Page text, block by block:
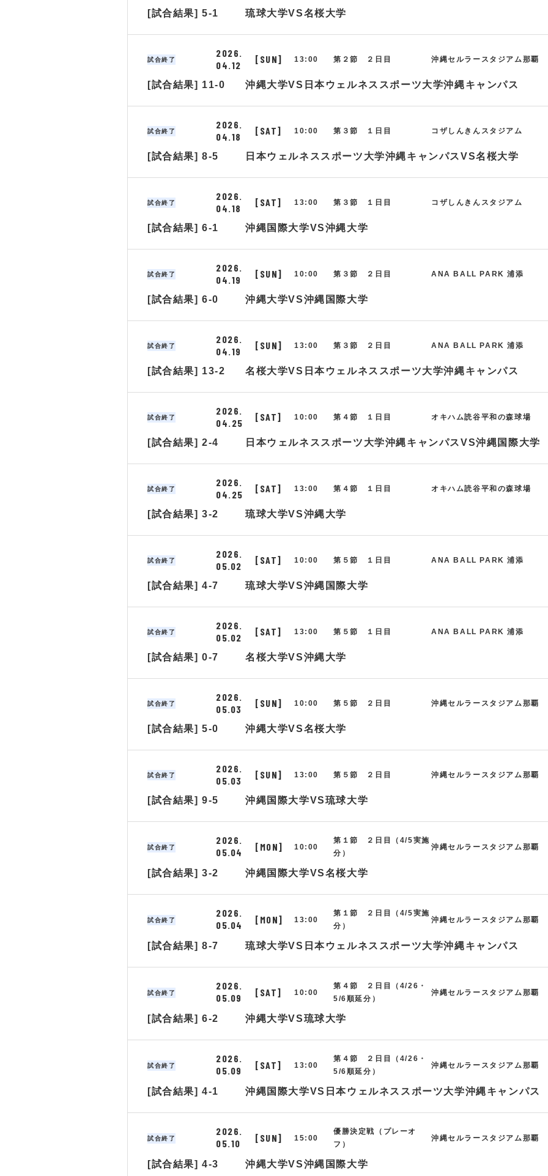
[試合結果] 5-1 琉球大学VS名桜大学
試合終了
2026.
04.12
[SUN] 13:00 第２節 ２日目 沖縄セルラースタジアム那覇
[試合結果] 11-0 沖縄大学VS日本ウェルネススポーツ大学沖縄キャンパス
試合終了
2026.
04.18
[SAT] 10:00 第３節 １日目 コザしんきんスタジアム
[試合結果] 8-5 日本ウェルネススポーツ大学沖縄キャンパスVS名桜大学
試合終了
2026.
04.18
[SAT] 13:00 第３節 １日目 コザしんきんスタジアム
[試合結果] 6-1 沖縄国際大学VS沖縄大学
試合終了
2026.
04.19
[SUN] 10:00 第３節 ２日目 ANA BALL PARK 浦添
[試合結果] 6-0 沖縄大学VS沖縄国際大学
試合終了
2026.
04.19
[SUN] 13:00 第３節 ２日目 ANA BALL PARK 浦添
[試合結果] 13-2 名桜大学VS日本ウェルネススポーツ大学沖縄キャンパス
試合終了
2026.
04.25
[SAT] 10:00 第４節 １日目 オキハム読谷平和の森球場
[試合結果] 2-4 日本ウェルネススポーツ大学沖縄キャンパスVS沖縄国際大学
試合終了
2026.
04.25
[SAT] 13:00 第４節 １日目 オキハム読谷平和の森球場
[試合結果] 3-2 琉球大学VS沖縄大学
試合終了
2026.
05.02
[SAT] 10:00 第５節 １日目 ANA BALL PARK 浦添
[試合結果] 4-7 琉球大学VS沖縄国際大学
試合終了
2026.
05.02
[SAT] 13:00 第５節 １日目 ANA BALL PARK 浦添
[試合結果] 0-7 名桜大学VS沖縄大学
試合終了
2026.
05.03
[SUN] 10:00 第５節 ２日目 沖縄セルラースタジアム那覇
[試合結果] 5-0 沖縄大学VS名桜大学
試合終了
2026.
05.03
[SUN] 13:00 第５節 ２日目 沖縄セルラースタジアム那覇
[試合結果] 9-5 沖縄国際大学VS琉球大学
試合終了
2026.
05.04
[MON] 10:00
第１節 ２日目（4/5実施
分）
沖縄セルラースタジアム那覇
[試合結果] 3-2 沖縄国際大学VS名桜大学
試合終了
2026.
05.04
[MON] 13:00
第１節 ２日目（4/5実施
分）
沖縄セルラースタジアム那覇
[試合結果] 8-7 琉球大学VS日本ウェルネススポーツ大学沖縄キャンパス
試合終了
2026.
05.09
[SAT] 10:00
第４節 ２日目（4/26・
5/6順延分）
沖縄セルラースタジアム那覇
[試合結果] 6-2 沖縄大学VS琉球大学
試合終了
2026.
05.09
[SAT] 13:00
第４節 ２日目（4/26・
5/6順延分）
沖縄セルラースタジアム那覇
[試合結果] 4-1 沖縄国際大学VS日本ウェルネススポーツ大学沖縄キャンパス
試合終了
2026.
05.10
[SUN] 15:00
優勝決定戦（プレーオ
フ）
沖縄セルラースタジアム那覇
[試合結果] 4-3 沖縄大学VS沖縄国際大学